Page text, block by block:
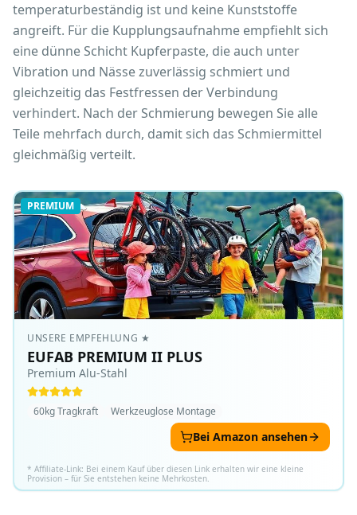
temperaturbeständig ist und keine Kunststoffe
angreift. Für die Kupplungsaufnahme empfiehlt sich
eine dünne Schicht Kupferpaste, die auch unter
Vibration und Nässe zuverlässig schmiert und
gleichzeitig das Festfressen der Verbindung
verhindert. Nach der Schmierung bewegen Sie alle
Teile mehrfach durch, damit sich das Schmiermittel
gleichmäßig verteilt.
PREMIUM
UNSERE EMPFEHLUNG ★
EUFAB PREMIUM II PLUS
Premium Alu-Stahl
60kg Tragkraft Werkzeuglose Montage
Bei Amazon ansehen
* Affiliate-Link: Bei einem Kauf über diesen Link erhalten wir eine kleine
Provision – für Sie entstehen keine Mehrkosten.